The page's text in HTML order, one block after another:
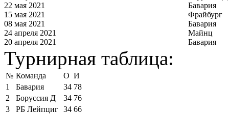
22 мая 2021
Бавария
15 мая 2021
Фрайбург
08 мая 2021
Бавария
24 апреля 2021
Майнц
20 апреля 2021
Бавария
Турнирная таблица:
№ Команда О И
1
Бавария 34 78
2
Боруссия Д 34 76
3
РБ Лейпциг 34 66